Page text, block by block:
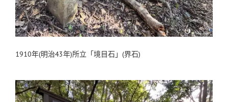
1910年(明治43年)所立「境目石」(界石)